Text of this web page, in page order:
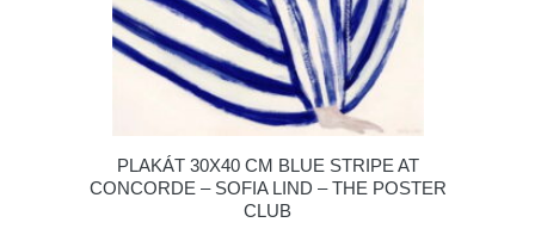
PLAKÁT 30X40 CM BLUE STRIPE AT
CONCORDE – SOFIA LIND – THE POSTER
CLUB